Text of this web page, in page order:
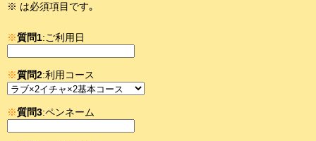
※ は必須項目です｡
※質問1:ご利用日
※質問2:利用コース
※質問3:ペンネーム